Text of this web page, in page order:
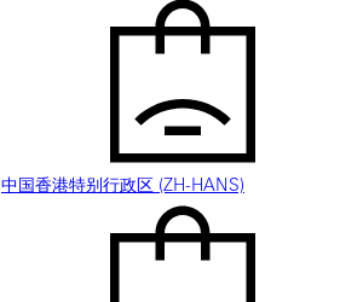
中国香港特别行政区 (ZH-HANS)